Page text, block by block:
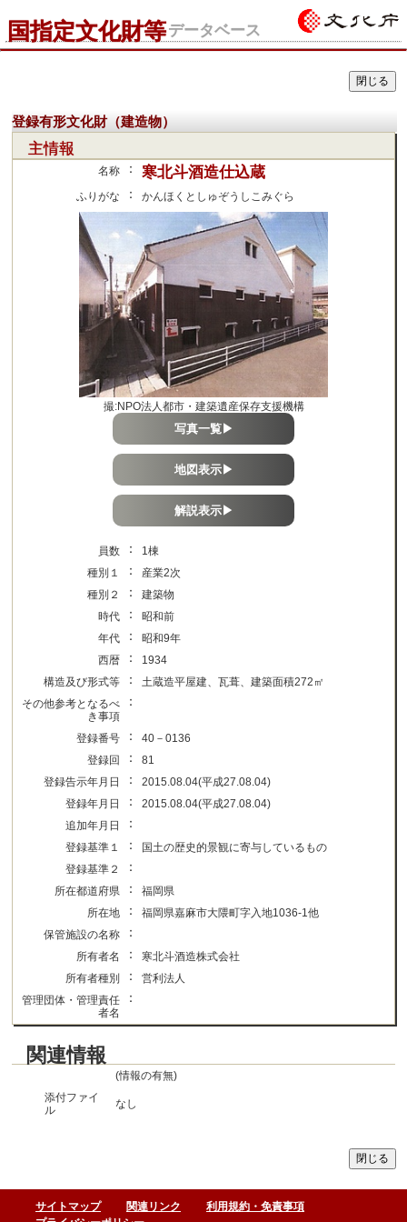
国指定文化財等データベース
登録有形文化財（建造物）
主情報
名称 ： 寒北斗酒造仕込蔵
ふりがな ： かんほくとしゅぞうしこみぐら
撮:NPO法人都市・建築遺産保存支援機構
写真一覧▶
地図表示▶
解説表示▶
員数 ：
1棟
種別１
：
産業2次
種別２
：
建築物
時代
：
昭和前
年代
：
昭和9年
西暦
：
1934
構造及び形式等
：
土蔵造平屋建、瓦葺、建築面積272㎡
その他参考となるべ
き事項
：
登録番号 ：
40－0136
登録回
：
81
登録告示年月日
：
2015.08.04(平成27.08.04)
登録年月日
：
2015.08.04(平成27.08.04)
追加年月日
：
登録基準１ ：
国土の歴史的景観に寄与しているもの
登録基準２
：
所在都道府県 ：
福岡県
所在地
：
福岡県嘉麻市大隈町字入地1036-1他
保管施設の名称
：
所有者名 ：
寒北斗酒造株式会社
所有者種別
：
営利法人
管理団体・管理責任
者名
：
関連情報
(情報の有無)
添付ファイ
ル
なし
サイトマップ 関連リンク
利用規約・免責事項